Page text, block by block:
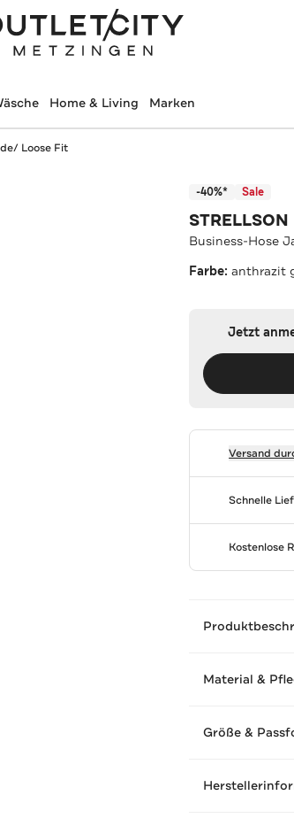
Home & Living Marken
Loose Fit
-40%* Sale
STRELLSON
Business-Hose
Farbe:anthrazit
Jetzt
Versand
Schnelle
Kostenlose
Material &
Größe &